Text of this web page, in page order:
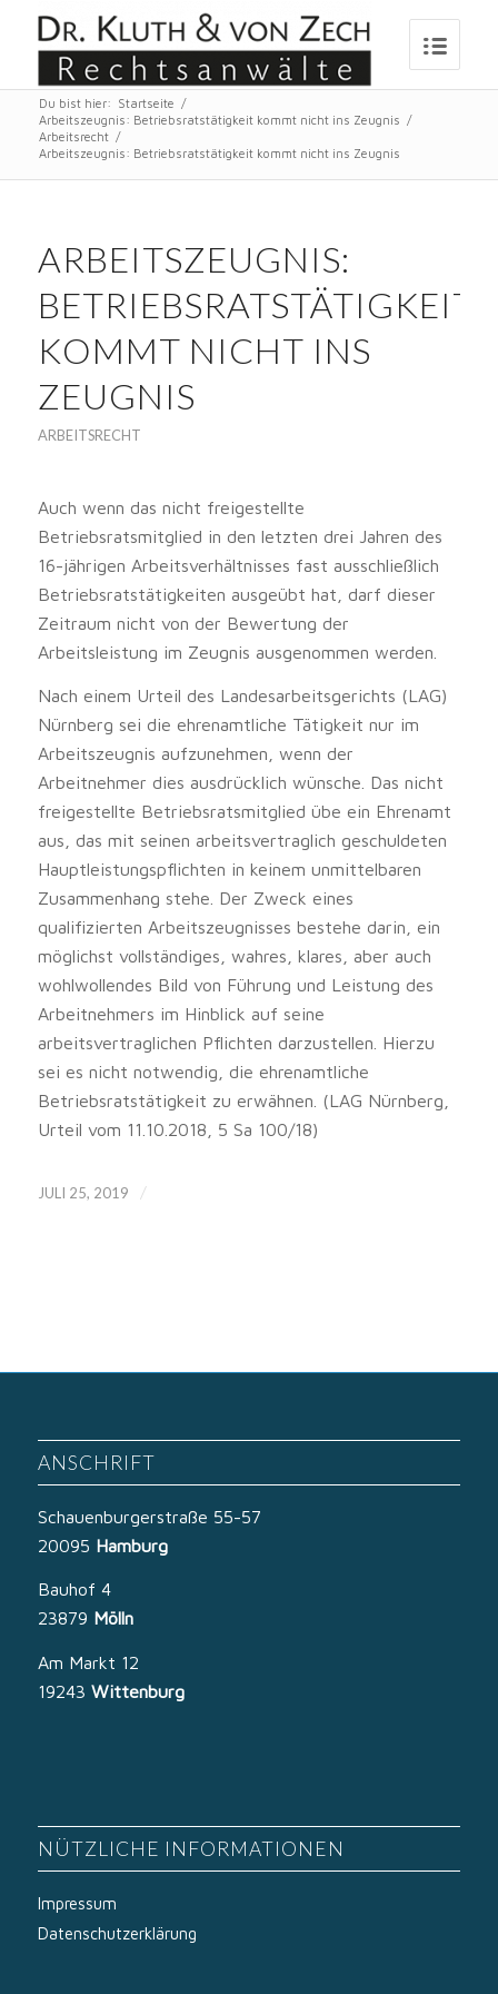
Du bist hier: Startseite
/
Arbeitszeugnis: Betriebsratstätigkeit kommt nicht ins Zeugnis
/
Arbeitsrecht /
Arbeitszeugnis: Betriebsratstätigkeit kommt nicht ins Zeugnis
ARBEITSZEUGNIS:
BETRIEBSRATSTÄTIGKEIT
KOMMT NICHT INS
ZEUGNIS
ARBEITSRECHT
Auch wenn das nicht freigestellte
Betriebsratsmitglied in den letzten drei Jahren des
16-jährigen Arbeitsverhältnisses fast ausschließlich
Betriebsratstätigkeiten ausgeübt hat, darf dieser
Zeitraum nicht von der Bewertung der
Arbeitsleistung im Zeugnis ausgenommen werden.
Nach einem Urteil des Landesarbeitsgerichts (LAG)
Nürnberg sei die ehrenamtliche Tätigkeit nur im
Arbeitszeugnis aufzunehmen, wenn der
Arbeitnehmer dies ausdrücklich wünsche. Das nicht
freigestellte Betriebsratsmitglied übe ein Ehrenamt
aus, das mit seinen arbeitsvertraglich geschuldeten
Hauptleistungspflichten in keinem unmittelbaren
Zusammenhang stehe. Der Zweck eines
qualifizierten Arbeitszeugnisses bestehe darin, ein
möglichst vollständiges, wahres, klares, aber auch
wohlwollendes Bild von Führung und Leistung des
Arbeitnehmers im Hinblick auf seine
arbeitsvertraglichen Pflichten darzustellen. Hierzu
sei es nicht notwendig, die ehrenamtliche
Betriebsratstätigkeit zu erwähnen. (LAG Nürnberg,
Urteil vom 11.10.2018, 5 Sa 100/18)
JULI 25, 2019 /
ANSCHRIFT
Schauenburgerstraße 55-57
20095 Hamburg
Bauhof 4
23879 Mölln
Am Markt 12
19243 Wittenburg
NÜTZLICHE INFORMATIONEN
Impressum
Datenschutzerklärung